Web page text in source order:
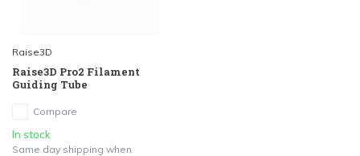
Raise3D
Raise3D Pro2 Filament
Guiding Tube
Compare
In stock
Same day shipping when